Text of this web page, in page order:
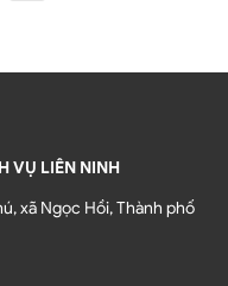
VỤ LIÊN NINH
xã Ngọc Hồi, Thành phố